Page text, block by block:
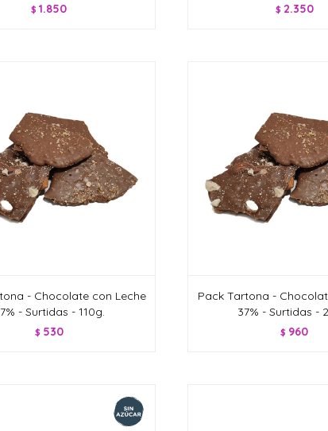
$ 1.850 $ 2.350
- Chocolate con Leche
- Surtidas - 110g.
$ 530
Pack Tartona -
37% - Surtidas -
$ 960